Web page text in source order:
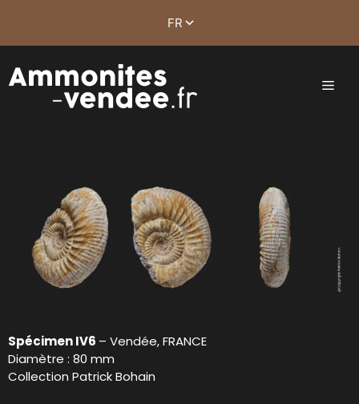
Spécimen IV6 – Vendée, FRANCE
Diamètre : 80 mm
Collection Patrick Bohain